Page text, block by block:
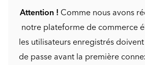
Attention ! Comme nous avons
notre plateforme de commerce
les utilisateurs enregistrés
de passe avant la première